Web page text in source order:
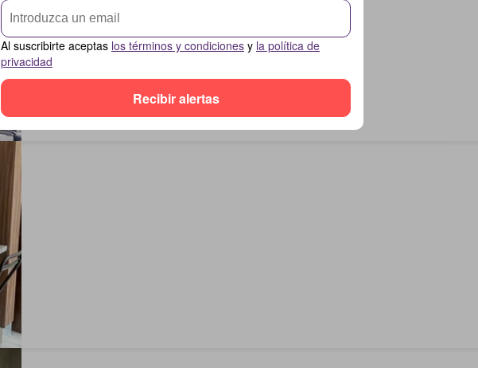
Al suscribirte aceptas los términos y condiciones y la política de
privacidad
Recibir alertas